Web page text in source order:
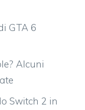
GTA 6
Alcuni
Switch 2 in